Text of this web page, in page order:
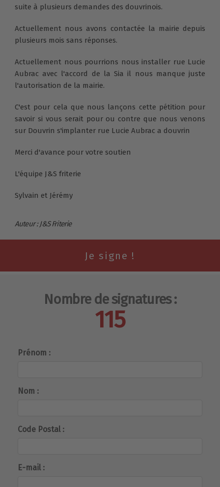
suite à plusieurs demandes des douvrinois.
Actuellement nous avons contactée la mairie depuis
plusieurs mois sans réponses.
Actuellement nous pourrions nous installer rue Lucie
Aubrac avec l'accord de la Sia il nous manque juste
l'autorisation de la mairie.
C'est pour cela que nous lançons cette pétition pour
savoir si vous serait pour ou contre que nous venons
sur Douvrin s'implanter rue Lucie Aubrac a douvrin
Merci d'avance pour votre soutien
L'équipe J&S friterie
Sylvain et Jérémy
Auteur : J&S Friterie
Nombre de signatures :
115
Prénom :
Nom :
Code Postal :
E-mail :